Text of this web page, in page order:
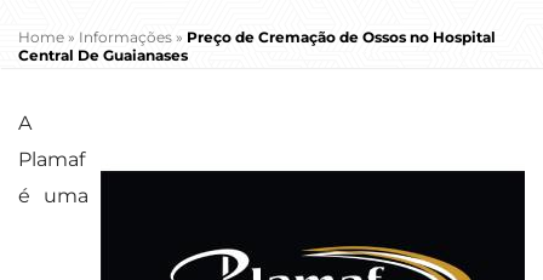
Home » Informações » Preço de Cremação de Ossos no Hospital
Central De Guaianases
A
Plamaf
é uma